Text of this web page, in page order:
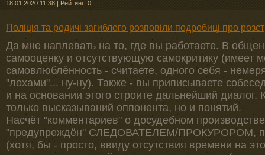
18.01.2020 11:38| Рейтинг: 0
Поліція та родичі загиблого розповіли подробиці про
Да мне наплевать на то, где вы работаете. В
самооценку и отсутствующую самокритику (имеет
самовлюблённость - считаете, одного себя -
"лохами"... ну-ну). Также - вы приписываете
и на основании этого строите дальнейший диалог.
только высказываний оппонента, но и понятий.
Насчёт "комментариев" о досудебном
"предупреждён" СЛЕДОВАТЕЛЕМ/ПРОКУРОРОМ,
(хотя, бы - просто, ввиду отсутствия времени на